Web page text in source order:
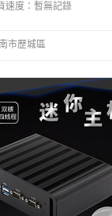
速度： 暫無記錄
市歷城區